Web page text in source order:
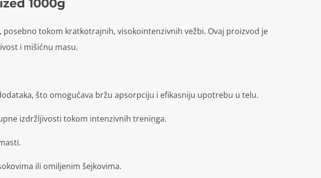
1000g
tokom kratkotrajnih, visokointenzivnih vežbi. Ovaj proizvod je
i mišićnu masu.
što omogućava bržu apsorpciju i efikasniju upotrebu u telu.
izdržljivosti tokom intenzivnih treninga.
ili omiljenim šejkovima.